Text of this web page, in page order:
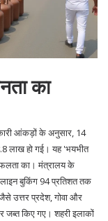
का
आंकड़ों के अनुसार, 14
लाख हो गई। यह 'भयभीत
का। मंत्रालय के
बुकिंग 94 प्रतिशत तक
उत्तर प्रदेश, गोवा और
जब्त किए गए। शहरी इलाकों